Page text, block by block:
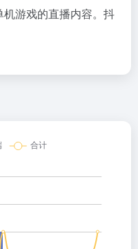
游戏的直播内容。抖